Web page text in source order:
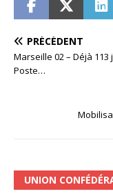
PRÉCÉDENT
Marseille 02 – Déjà
Poste…
UNION